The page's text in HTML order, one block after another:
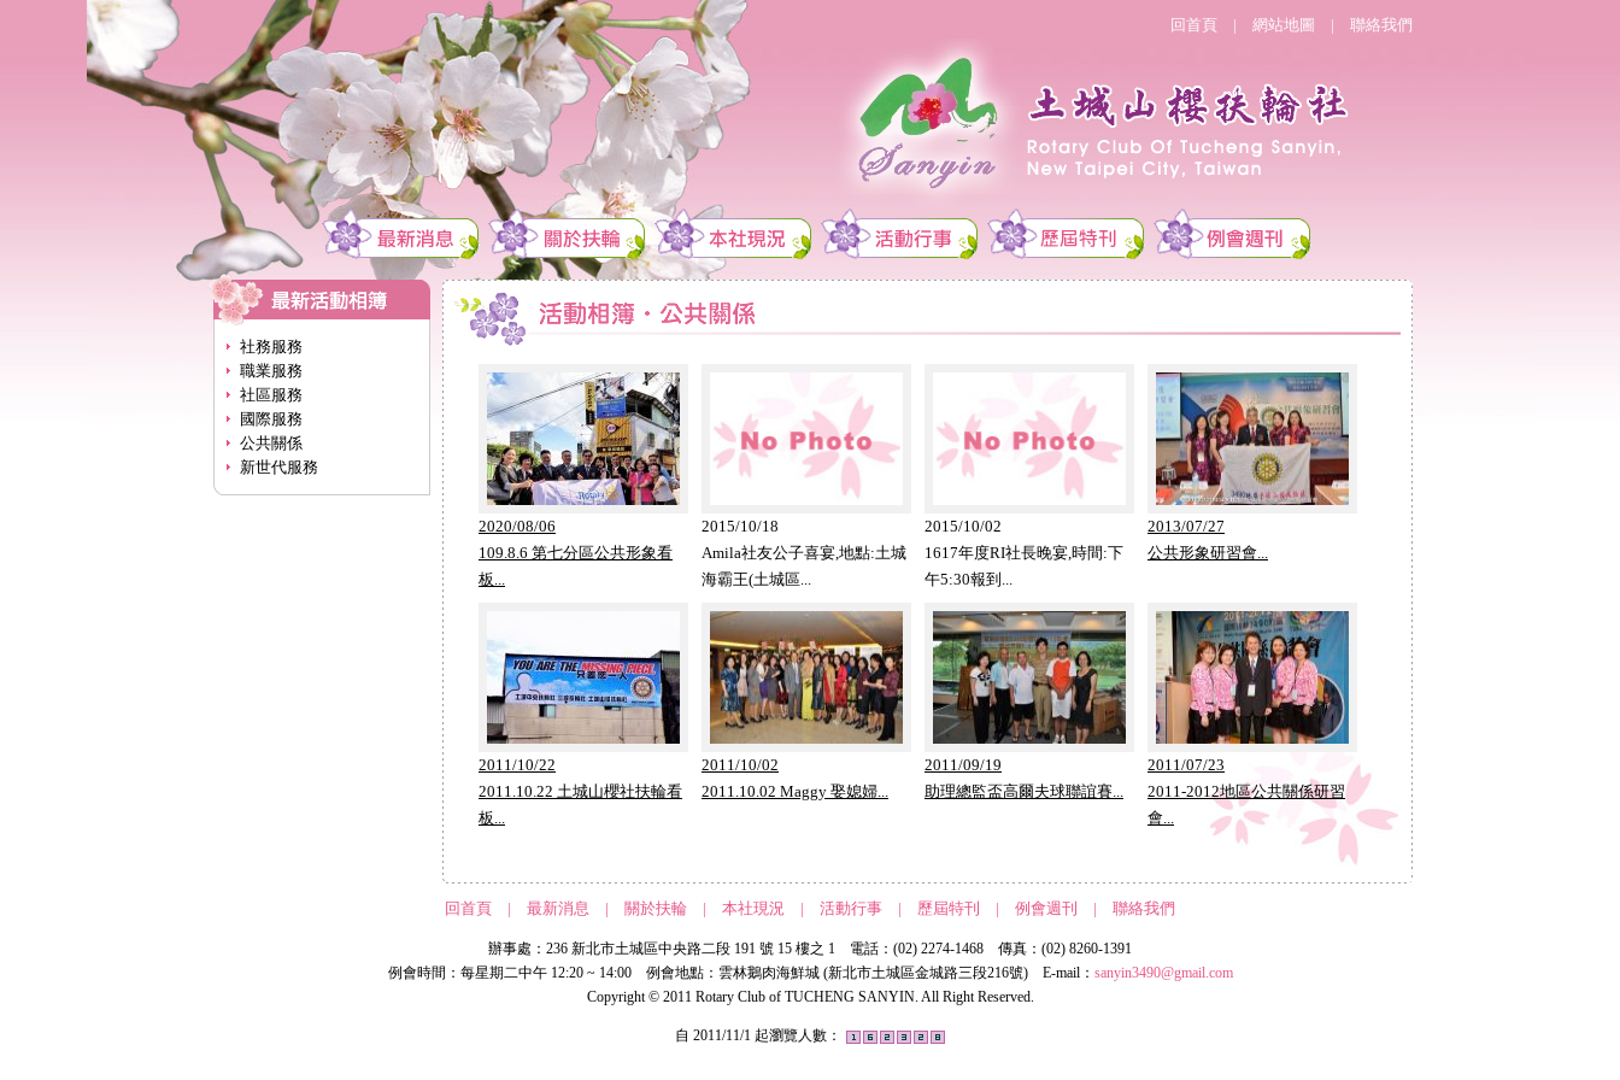
回首頁 | 網站地圖 | 聯絡我們
社務服務
職業服務
社區服務
國際服務
公共關係
新世代服務
2020/08/06
109.8.6 第七分區公共形象看
板...
2015/10/18
Amila社友公子喜宴,地點:土城
海霸王(土城區...
2015/10/02
1617年度RI社長晚宴,時間:下
午5:30報到...
2013/07/27
公共形象研習會...
2011/10/22
2011.10.22 土城山櫻社扶輪看
板...
2011/10/02
2011.10.02 Maggy 娶媳婦...
2011/09/19
助理總監盃高爾夫球聯誼賽...
2011/07/23
2011-2012地區公共關係研習
會...
回首頁 | 最新消息 | 關於扶輪 | 本社現況 | 活動行事 | 歷屆特刊 | 例會週刊 | 聯絡我們
辦事處：236 新北市土城區中央路二段 191 號 15 樓之 1 電話：(02) 2274-1468 傳真：(02) 8260-1391
例會時間：每星期二中午 12:20 ~ 14:00 例會地點：雲林鵝肉海鮮城 (新北市土城區金城路三段216號) E-mail： sanyin3490@gmail.com
Copyright © 2011 Rotary Club of TUCHENG SANYIN. All Right Reserved.
自 2011/11/1 起瀏覽人數：